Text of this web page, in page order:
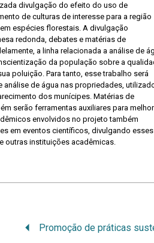
divulgação do efeito do uso de
de culturas de interesse para a região
espécies florestais. A divulgação
redonda, debates e matérias de
a linha relacionada a análise de
da população sobre a
poluição. Para tanto, esse trabalho será
de água nas propriedades,
dos munícipes. Matérias de
serão ferramentas auxiliares para melhor
envolvidos no projeto também
em eventos científicos, divulgando esses
outras instituições acadêmicas.